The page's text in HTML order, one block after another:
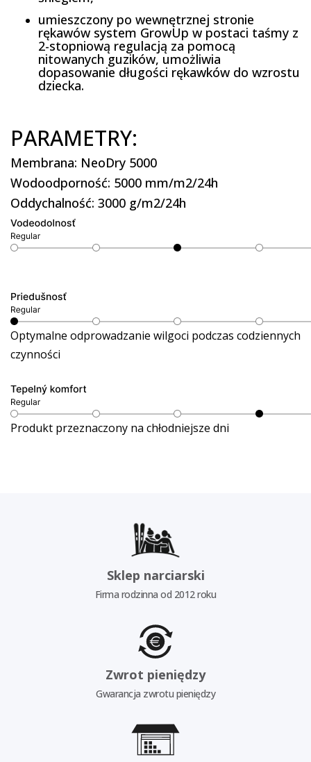
umieszczony po wewnętrznej stronie
rękawów system GrowUp w postaci taśmy z
2-stopniową regulacją za pomocą
nitowanych guzików, umożliwia
dopasowanie długości rękawków do wzrostu
dziecka.
PARAMETRY:
Membrana: NeoDry 5000
Wodoodporność: 5000 mm/m2/24h
Oddychalność: 3000 g/m2/24h
Optymalne odprowadzanie wilgoci podczas codziennych
czynności
Produkt przeznaczony na chłodniejsze dni
Sklep narciarski
Firma rodzinna od 2012 roku
Zwrot pieniędzy
Gwarancja zwrotu pieniędzy